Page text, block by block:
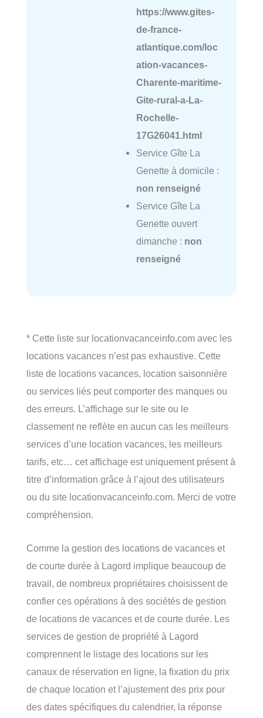
https://www.gites-
de-france-
atlantique.com/loc
ation-vacances-
Charente-maritime-
Gite-rural-a-La-
Rochelle-
17G26041.html
Service Gîte La
Genette à domicile :
non renseigné
Service Gîte La
Genette ouvert
dimanche : non
renseigné
* Cette liste sur locationvacanceinfo.com avec les
locations vacances n’est pas exhaustive. Cette
liste de locations vacances, location saisonnière
ou services liés peut comporter des manques ou
des erreurs. L’affichage sur le site ou le
classement ne reflète en aucun cas les meilleurs
services d’une location vacances, les meilleurs
tarifs, etc… cet affichage est uniquement présent à
titre d’information grâce à l’ajout des utilisateurs
ou du site locationvacanceinfo.com. Merci de votre
compréhension.
Comme la gestion des locations de vacances et
de courte durée à Lagord implique beaucoup de
travail, de nombreux propriétaires choisissent de
confier ces opérations à des sociétés de gestion
de locations de vacances et de courte durée. Les
services de gestion de propriété à Lagord
comprennent le listage des locations sur les
canaux de réservation en ligne, la fixation du prix
de chaque location et l’ajustement des prix pour
des dates spécifiques du calendrier, la réponse